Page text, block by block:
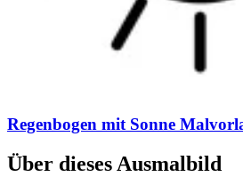
Regenbogen mit Sonne
Über dieses Ausmalbild